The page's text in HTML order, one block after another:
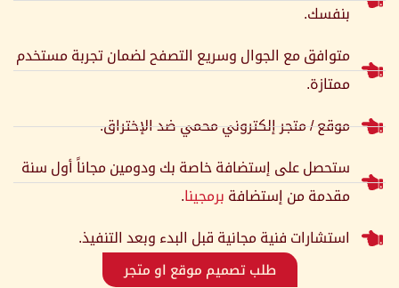
بنفسك.
متوافق مع الجوال وسريع التصفح لضمان تجربة مستخدم
ممتازة.
موقع / متجر إلكتروني محمي ضد الإختراق.
ستحصل على إستضافة خاصة بك ودومين مجاناً أول سنة
مقدمة من إستضافة برمجينا .
استشارات فنية مجانية قبل البدء وبعد التنفيذ.
طلب تصميم موقع او متجر